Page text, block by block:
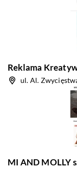
Reklama
ul. Al.
MI AND MOLLY